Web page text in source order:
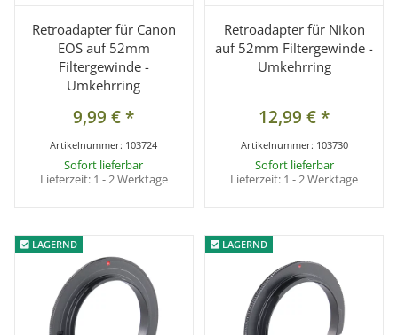
Retroadapter für Canon
EOS auf 52mm
Filtergewinde -
Umkehrring
9,99 €*
Artikelnummer: 103724
Sofort lieferbar
Lieferzeit: 1 - 2 Werktage
Retroadapter für Nikon
auf 52mm Filtergewinde -
Umkehrring
12,99 €*
Artikelnummer: 103730
Sofort lieferbar
Lieferzeit: 1 - 2 Werktage
LAGERND
LAGERND LAGERND
LAGERND